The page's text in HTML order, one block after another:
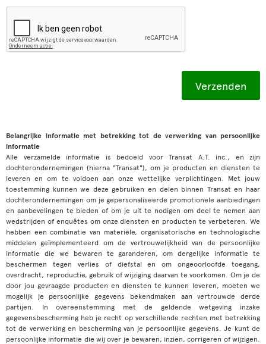
Belangrijke informatie met betrekking tot de verwerking van persoonlijke
informatie
Alle verzamelde informatie is bedoeld voor Transat A.T. inc., en zijn
dochterondernemingen (hierna "Transat"), om je producten en diensten te
leveren en om te voldoen aan onze wettelijke verplichtingen. Met jouw
toestemming kunnen we deze gebruiken en delen binnen Transat en haar
dochterondernemingen om je gepersonaliseerde promotionele aanbiedingen
en aanbevelingen te bieden of om je uit te nodigen om deel te nemen aan
wedstrijden of enquêtes om onze diensten en producten te verbeteren. We
hebben een combinatie van materiële, organisatorische en technologische
middelen geïmplementeerd om de vertrouwelijkheid van de persoonlijke
informatie die we bewaren te garanderen, om dergelijke informatie te
beschermen tegen verlies of diefstal en om ongeoorloofde toegang,
overdracht, reproductie, gebruik of wijziging daarvan te voorkomen. Om je de
door jou gevraagde producten en diensten te kunnen leveren, moeten we
mogelijk je persoonlijke gegevens bekendmaken aan vertrouwde derde
partijen. In overeenstemming met de geldende wetgeving inzake
gegevensbescherming heb je recht op verschillende rechten met betrekking
tot de verwerking en bescherming van je persoonlijke gegevens. Je kunt de
persoonlijke informatie die wij over je bewaren, inzien, corrigeren of wijzigen.